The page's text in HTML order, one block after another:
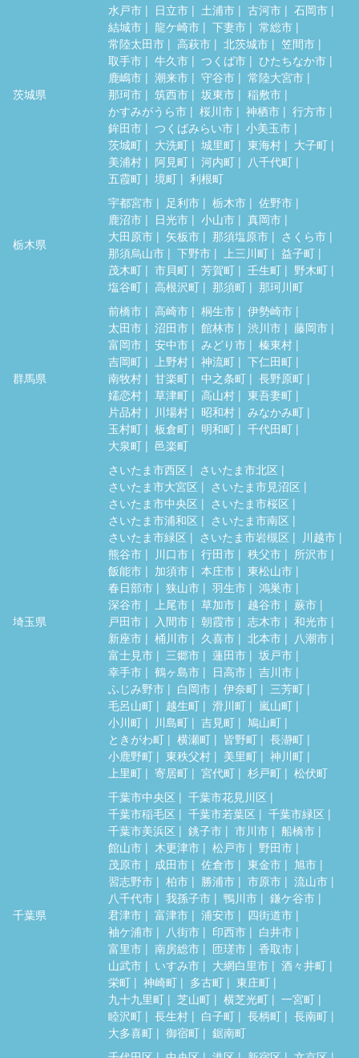
茨城県
水戸市 日立市 土浦市 古河市
石岡市
結城市
龍ケ崎市 下妻市
常総市
常陸太田市
高萩市 北茨城市
笠間市
取手市
牛久市 つくば市
ひたちなか市
鹿嶋市
潮来市 守谷市
常陸大宮市
那珂市
筑西市 坂東市
稲敷市
かすみがうら市
桜川市 神栖市
行方市
鉾田市
つくばみらい市
小美玉市
茨城町
大洗町 城里町 東海村
大子町
美浦村
阿見町 河内町
八千代町
五霞町
境町 利根町
栃木県
宇都宮市 足利市 栃木市
佐野市
鹿沼市
日光市 小山市
真岡市
大田原市
矢板市 那須塩原市
さくら市
那須烏山市
下野市 上三川町
益子町
茂木町
市貝町 芳賀町 壬生町
野木町
塩谷町
高根沢町 那須町 那珂川町
群馬県
前橋市 高崎市 桐生市
伊勢崎市
太田市
沼田市 館林市 渋川市
藤岡市
富岡市
安中市 みどり市
榛東村
吉岡町
上野村 神流町
下仁田町
南牧村
甘楽町 中之条町
長野原町
嬬恋村
草津町 高山村
東吾妻町
片品村
川場村 昭和村
みなかみ町
玉村町
板倉町 明和町
千代田町
大泉町
邑楽町
埼玉県
さいたま市西区
さいたま市北区
さいたま市大宮区
さいたま市見沼区
さいたま市中央区
さいたま市桜区
さいたま市浦和区
さいたま市南区
さいたま市緑区
さいたま市岩槻区
川越市
熊谷市
川口市 行田市 秩父市
所沢市
飯能市
加須市 本庄市
東松山市
春日部市
狭山市 羽生市
鴻巣市
深谷市
上尾市 草加市 越谷市
蕨市
戸田市
入間市 朝霞市 志木市
和光市
新座市
桶川市 久喜市 北本市
八潮市
富士見市
三郷市 蓮田市
坂戸市
幸手市
鶴ヶ島市 日高市
吉川市
ふじみ野市
白岡市 伊奈町
三芳町
毛呂山町
越生町 滑川町
嵐山町
小川町
川島町 吉見町
鳩山町
ときがわ町
横瀬町 皆野町
長瀞町
小鹿野町
東秩父村 美里町
神川町
上里町
寄居町 宮代町 杉戸町 松伏町
千葉県
千葉市中央区
千葉市花見川区
千葉市稲毛区
千葉市若葉区
千葉市緑区
千葉市美浜区
銚子市 市川市
船橋市
館山市
木更津市 松戸市
野田市
茂原市
成田市 佐倉市 東金市
旭市
習志野市
柏市 勝浦市 市原市
流山市
八千代市
我孫子市 鴨川市
鎌ケ谷市
君津市
富津市 浦安市
四街道市
袖ケ浦市
八街市 印西市
白井市
富里市
南房総市 匝瑳市
香取市
山武市
いすみ市 大網白里市
酒々井町
栄町
神崎町 多古町
東庄町
九十九里町
芝山町 横芝光町
一宮町
睦沢町
長生村 白子町 長柄町
長南町
大多喜町
御宿町
鋸南町